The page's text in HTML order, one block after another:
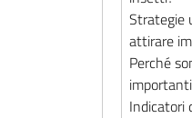
Strategie
attirare
Perché
Indicatori